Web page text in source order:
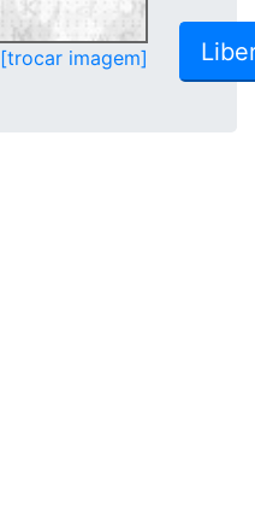
[trocar imagem]